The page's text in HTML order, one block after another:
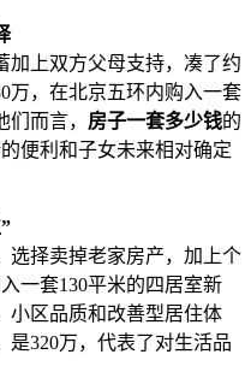
加上双方父母支持，凑了约
万，在北京五环内购入一套
而言， 房子一套多少钱的
便利和子女未来相对确定
选择卖掉老家房产，加上个
一套130平米的四居室新
小区品质和改善型居住体
是320万，代表了对生活品